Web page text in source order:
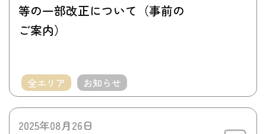
全エリア お知らせ
等の一部改正について（事前の
ご案内）
2025年08月26日